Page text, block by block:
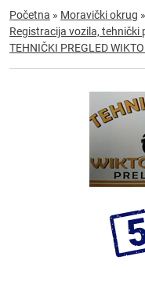
Početna » Moravički okrug »
Registracija vozila, tehnički
TEHNIČKI PREGLED